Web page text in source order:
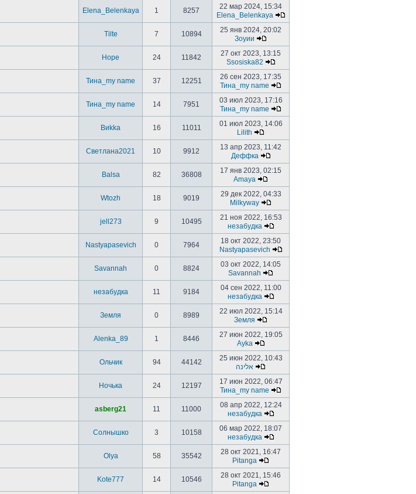
Elena_Belenkaya 1 8257
22 мар 2024, 15:34
Elena_Belenkaya
Tilte 7 10894
25 янв 2024, 20:02
Зоуии
Hope 24 11842
27 окт 2023, 13:15
Ssosiska82
Тина_my name 37 12251
26 сен 2023, 17:35
Тина_my name
Тина_my name 14 7951
03 июл 2023, 17:16
Тина_my name
Виkka 16 11011
01 июл 2023, 14:06
Lilith
Светлана2021 10 9912
13 апр 2023, 11:42
Деффка
Balsa 82 36808
17 янв 2023, 02:15
Amaya
Wtozh 18 9019
29 дек 2022, 04:33
Milkyway
jell273 9 10495
21 ноя 2022, 16:53
незабудка
Nastyapasevich 0 7964
18 окт 2022, 23:50
Nastyapasevich
Savannah 0 8824
03 окт 2022, 14:05
Savannah
незабудка 11 9184
04 сен 2022, 11:00
незабудка
Земля 0 8989
22 июл 2022, 15:14
Земля
Alenka_89 1 8446
27 июн 2022, 19:05
Ayka
Ольчик 94 44142
25 июн 2022, 10:43
אלינה
Ночька 24 12197
17 июн 2022, 06:47
Тина_my name
asberg21 11 11000
08 апр 2022, 12:24
незабудка
Солнышко 3 10158
06 мар 2022, 18:07
незабудка
Olya 58 35542
28 окт 2021, 16:47
Pitanga
Kote777 14 10546
28 окт 2021, 15:46
Pitanga